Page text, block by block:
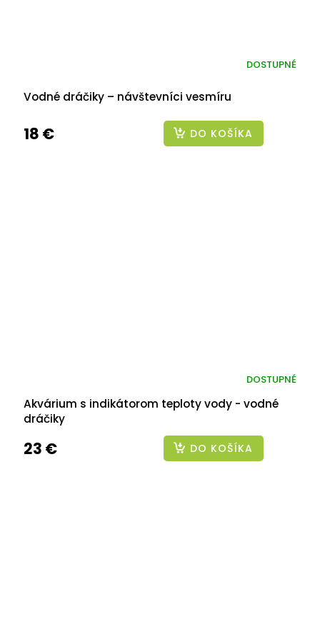
Vodné dráčiky – návštevníci vesmíru
DOSTUPNÉ
18 € DO KOŠÍKA
Akvárium s indikátorom teploty vody - vodné
dráčiky
DOSTUPNÉ
23 € DO KOŠÍKA